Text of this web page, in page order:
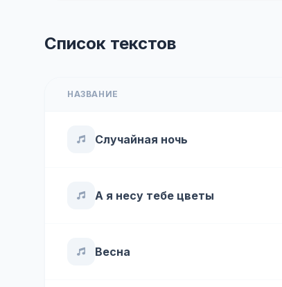
Список текстов
НАЗВАНИЕ
Случайная ночь
А я несу тебе цветы
Весна